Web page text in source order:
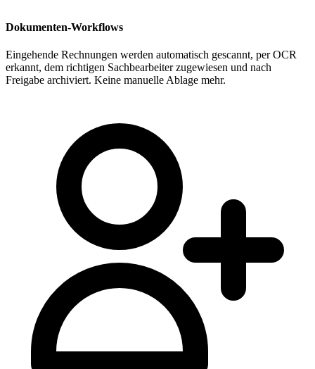
Dokumenten-Workflows
Eingehende Rechnungen werden automatisch gescannt, per OCR
erkannt, dem richtigen Sachbearbeiter zugewiesen und nach
Freigabe archiviert. Keine manuelle Ablage mehr.